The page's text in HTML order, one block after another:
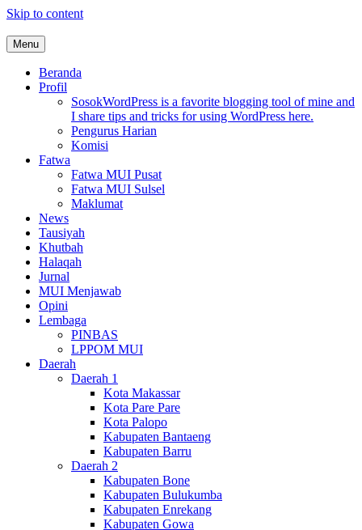
Skip to content
MUI Sulawesi Selatan
Khadimul Ummah wa Shadiqul Hukuuma
Menu
Beranda
Profil
SosokWordPress is a favorite blogging tool of mine and
I share tips and tricks for using WordPress here.
Pengurus Harian
Komisi
Fatwa
Fatwa MUI Pusat
Fatwa MUI Sulsel
Maklumat
News
Tausiyah
Khutbah
Halaqah
Jurnal
MUI Menjawab
Opini
Lembaga
PINBAS
LPPOM MUI
Daerah
Daerah 1
Kota Makassar
Kota Pare Pare
Kota Palopo
Kabupaten Bantaeng
Kabupaten Barru
Daerah 2
Kabupaten Bone
Kabupaten Bulukumba
Kabupaten Enrekang
Kabupaten Gowa